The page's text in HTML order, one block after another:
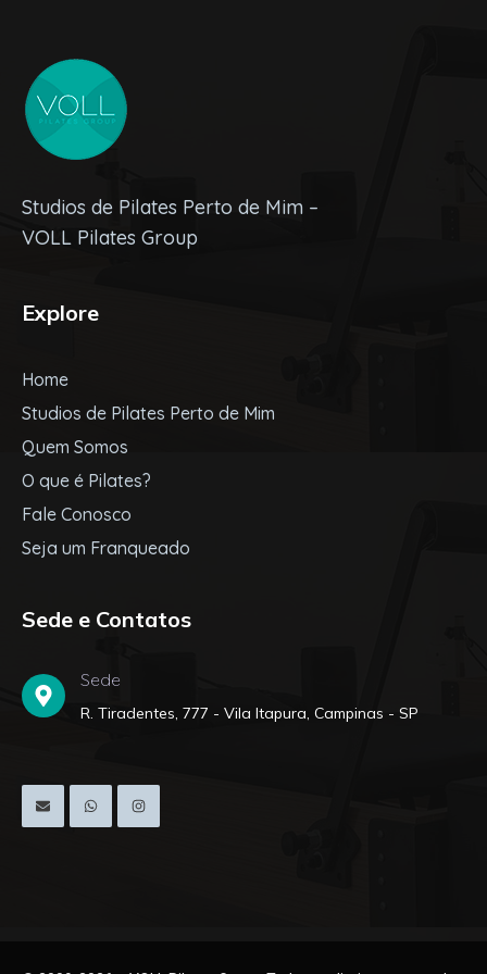
Studios de Pilates Perto de Mim –
VOLL Pilates Group
Explore
Home
Studios de Pilates Perto de Mim
Quem Somos
O que é Pilates?
Fale Conosco
Seja um Franqueado
Sede e Contatos
Sede
R. Tiradentes, 777 - Vila Itapura, Campinas - SP